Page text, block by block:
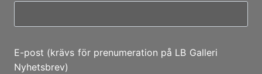
E-post (krävs för prenumeration på LB Galleri
Nyhetsbrev)